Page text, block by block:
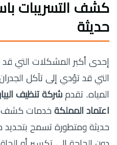
كشف التسريبات
حديثة
إحدى أكبر المشكلات التي قد
التي قد تؤدي إلى تآكل
المياه. تقدم شركة تنظيف
اعتماد المملكة خدمات كشف
حديثة ومتطورة تسمح بتحديد